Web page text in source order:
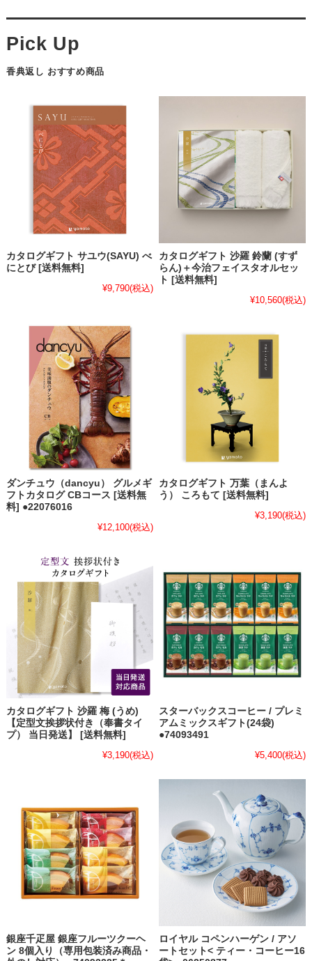
香典返し おすすめ商品
カタログギフト サユウ(SAYU) べ
にとび [送料無料]
¥9,790(税込)
カタログギフト 沙羅 鈴蘭 (すず
らん)＋今治フェイスタオルセッ
ト [送料無料]
¥10,560(税込)
ダンチュウ（dancyu） グルメギ
フトカタログ CBコース [送料無
料] ●22076016
¥12,100(税込)
カタログギフト 万葉（まんよ
う） ころもて [送料無料]
¥3,190(税込)
カタログギフト 沙羅 梅 (うめ)
【定型文挨拶状付き（奉書タイ
プ） 当日発送】 [送料無料]
¥3,190(税込)
スターバックスコーヒー / プレミ
アムミックスギフト(24袋)
●74093491
¥5,400(税込)
銀座千疋屋 銀座フルーツクーヘ
ン 8個入り（専用包装済み商品・
ロイヤル コペンハーゲン / アソ
ートセット< ティー・コーヒー16